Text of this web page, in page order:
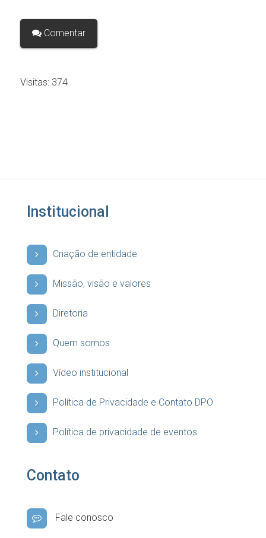
Comentar
Visitas:374
Institucional
Criação de entidade
Missão, visão e valores
Diretoria
Quem somos
Vídeo institucional
Política de Privacidade e Contato DPO
Política de privacidade de eventos
Contato
Fale conosco